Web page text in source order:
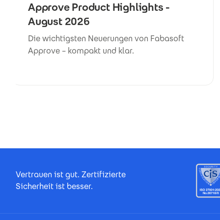
Approve Product Highlights -
August 2026
Die wichtigsten Neuerungen von Fabasoft
Approve – kompakt und klar.
Vertrauen ist gut. Zertifizierte
Sicherheit ist besser.